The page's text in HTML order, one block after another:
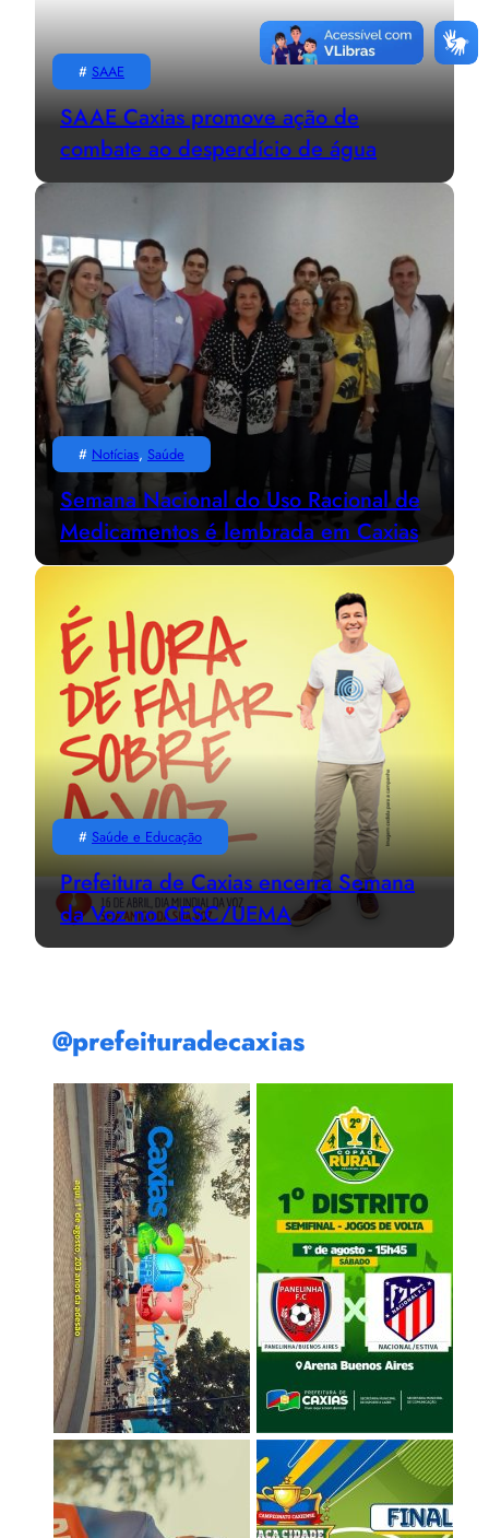
# SAAE
SAAE Caxias promove ação de
combate ao desperdício de água
# Notícias, Saúde
Semana Nacional do Uso Racional de
Medicamentos é lembrada em Caxias
# Saúde e Educação
Prefeitura de Caxias encerra Semana
da Voz no CESC/UEMA
@prefeituradecaxias